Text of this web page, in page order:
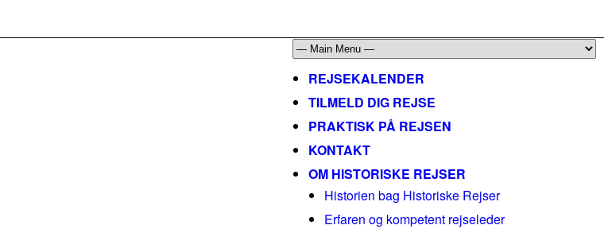
REJSEKALENDER
TILMELD DIG REJSE
PRAKTISK PÅ REJSEN
KONTAKT
OM HISTORISKE REJSER
Historien bag Historiske Rejser
Erfaren og kompetent rejseleder